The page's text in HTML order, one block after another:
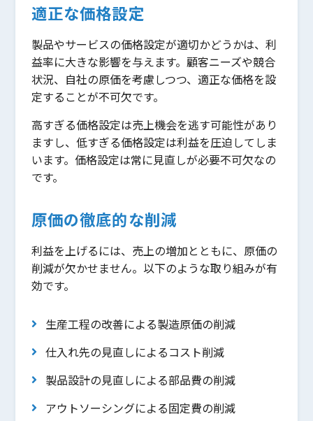
適正な価格設定
製品やサービスの価格設定が適切かどうかは、利
益率に大きな影響を与えます。顧客ニーズや競合
状況、自社の原価を考慮しつつ、適正な価格を設
定することが不可欠です。
高すぎる価格設定は売上機会を逃す可能性があり
ますし、低すぎる価格設定は利益を圧迫してしま
います。価格設定は常に見直しが必要不可欠なの
です。
原価の徹底的な削減
利益を上げるには、売上の増加とともに、原価の
削減が欠かせません。以下のような取り組みが有
効です。
生産工程の改善による製造原価の削減
仕入れ先の見直しによるコスト削減
製品設計の見直しによる部品費の削減
アウトソーシングによる固定費の削減